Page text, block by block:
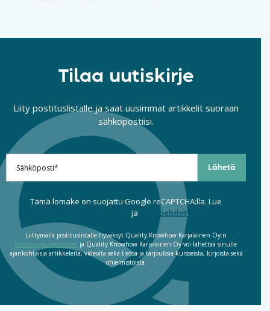
Tilaa uutiskirje
Liity postituslistalle ja saat uusimmat artikkelit suoraan
sähköpostiisi.
Tämä lomake on suojattu Google reCAPTCHA:lla. Lue
ja käyttöehdot.
Liittymällä postituslistalle hyväksyt Quality Knowhow Karjalainen Oy:n
tietosuojaselosteen ja Quality Knowhow Karjalainen Oy voi lähettää sinulle
ajankohtaisia artikkeleita, videoita sekä tietoa ja tarjouksia kursseista, kirjoista sekä
ohjelmistoista.